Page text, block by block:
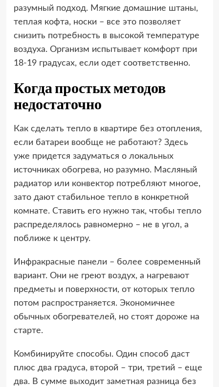
разумный подход. Мягкие домашние штаны,
теплая кофта, носки – все это позволяет
снизить потребность в высокой температуре
воздуха. Организм испытывает комфорт при
18-19 градусах, если одет соответственно.
Когда простых методов
недостаточно
Как сделать тепло в квартире без отопления,
если батареи вообще не работают? Здесь
уже придется задуматься о локальных
источниках обогрева, но разумно. Масляный
радиатор или конвектор потребляют многое,
зато дают стабильное тепло в конкретной
комнате. Ставить его нужно так, чтобы тепло
распределялось равномерно – не в угол, а
поближе к центру.
Инфракрасные панели – более современный
вариант. Они не греют воздух, а нагревают
предметы и поверхности, от которых тепло
потом распространяется. Экономичнее
обычных обогревателей, но стоят дороже на
старте.
Комбинируйте способы. Один способ даст
плюс два градуса, второй – три, третий – еще
два. В сумме выходит заметная разница без